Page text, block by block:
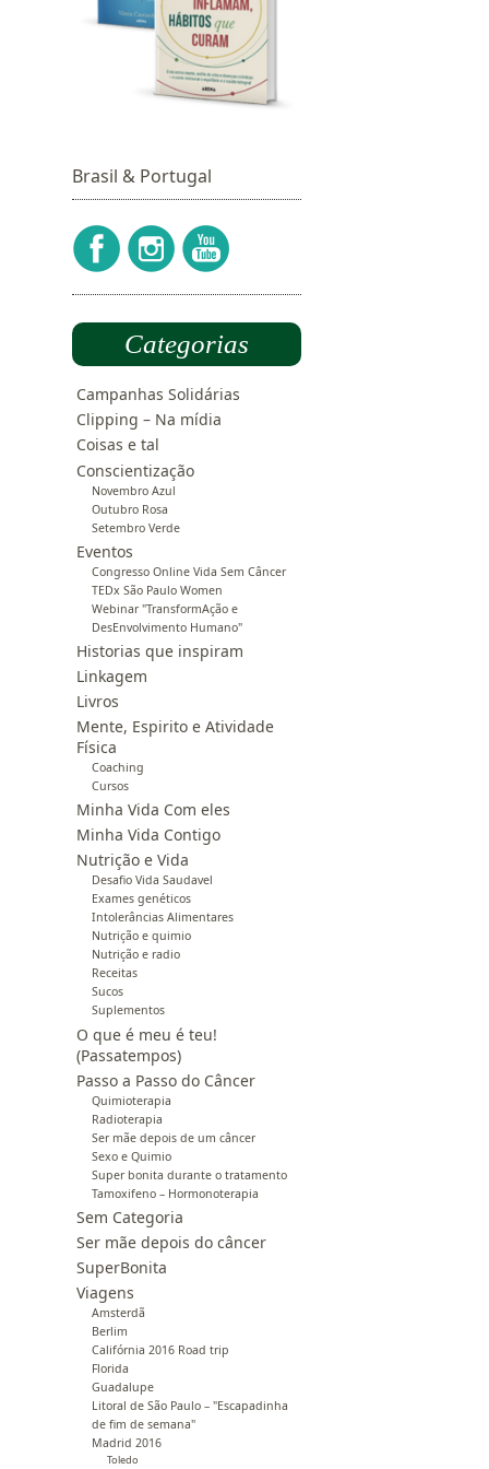
Brasil & Portugal
Categorias
Campanhas Solidárias
Clipping – Na mídia
Coisas e tal
Conscientização
Novembro Azul
Outubro Rosa
Setembro Verde
Eventos
Congresso Online Vida Sem Câncer
TEDx São Paulo Women
Webinar "TransformAção e
DesEnvolvimento Humano"
Historias que inspiram
Linkagem
Livros
Mente, Espirito e Atividade
Física
Coaching
Cursos
Minha Vida Com eles
Minha Vida Contigo
Nutrição e Vida
Desafio Vida Saudavel
Exames genéticos
Intolerâncias Alimentares
Nutrição e quimio
Nutrição e radio
Receitas
Sucos
Suplementos
O que é meu é teu!
(Passatempos)
Passo a Passo do Câncer
Quimioterapia
Radioterapia
Ser mãe depois de um câncer
Sexo e Quimio
Super bonita durante o tratamento
Tamoxifeno – Hormonoterapia
Sem Categoria
Ser mãe depois do câncer
SuperBonita
Viagens
Amsterdã
Berlim
Califórnia 2016 Road trip
Florida
Guadalupe
Litoral de São Paulo – "Escapadinha
de fim de semana"
Madrid 2016
Toledo